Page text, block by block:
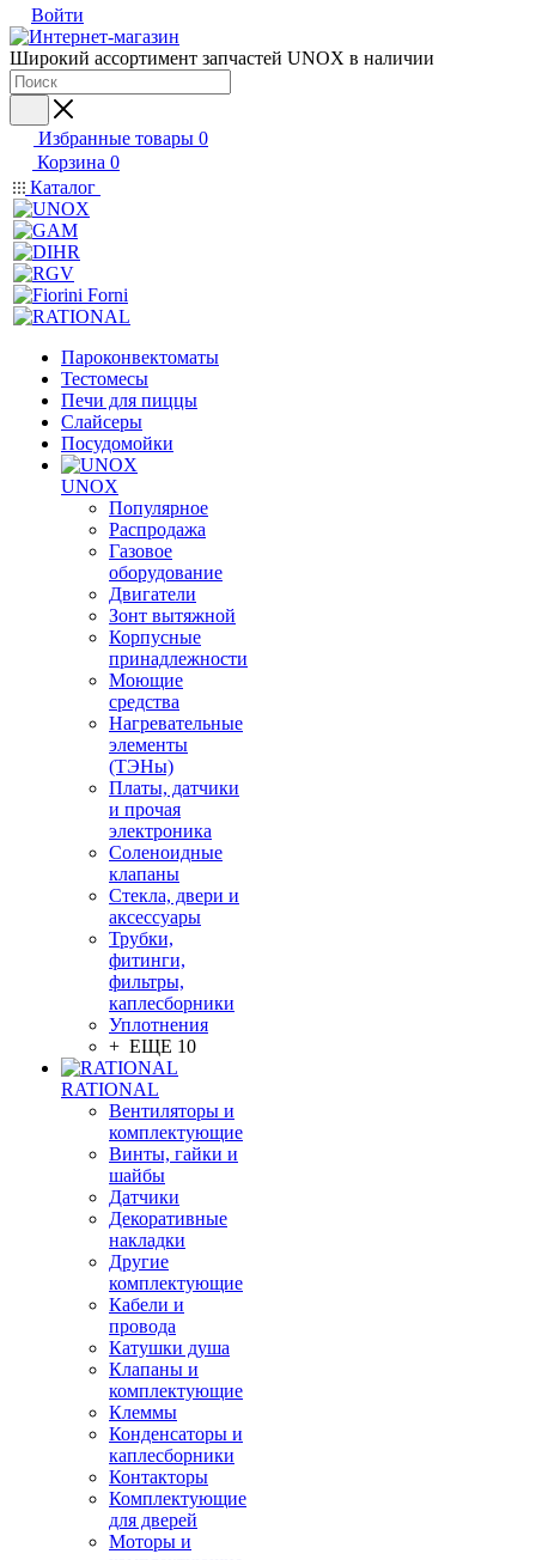
Войти
Широкий ассортимент запчастей UNOX в наличии
Избранные товары 0
Корзина 0
Каталог
Пароконвектоматы
Тестомесы
Печи для пиццы
Слайсеры
Посудомойки
UNOX
Популярное
Распродажа
Газовое
оборудование
Двигатели
Зонт вытяжной
Корпусные
принадлежности
Моющие
средства
Нагревательные
элементы
(ТЭНы)
Платы, датчики
и прочая
электроника
Соленоидные
клапаны
Стекла, двери и
аксессуары
Трубки,
фитинги,
фильтры,
каплесборники
Уплотнения
+ ЕЩЕ 10
RATIONAL
Вентиляторы и
комплектующие
Винты, гайки и
шайбы
Датчики
Декоративные
накладки
Другие
комплектующие
Кабели и
провода
Катушки душа
Клапаны и
комплектующие
Клеммы
Конденсаторы и
каплесборники
Контакторы
Комплектующие
для дверей
Моторы и